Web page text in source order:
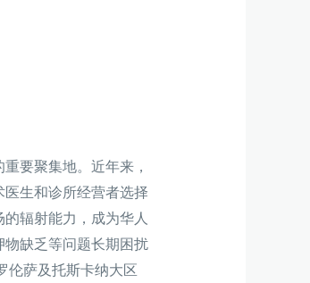
要聚集地。近年来，
生和诊所经营者选择
辐射能力，成为华人
缺乏等问题长期困扰
伦萨及托斯卡纳大区